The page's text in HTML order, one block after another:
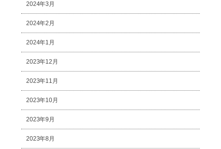
2024年3月
2024年2月
2024年1月
2023年12月
2023年11月
2023年10月
2023年9月
2023年8月